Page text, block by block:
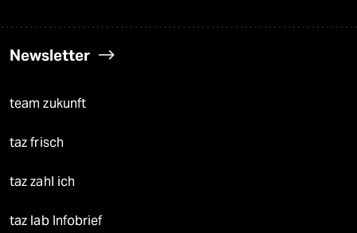
Newsletter
team zukunft
taz frisch
taz zahl ich
taz lab Infobrief